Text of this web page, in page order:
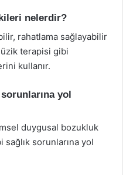
nelerdir?
rahatlama sağlayabilir
terapisi gibi
kullanır.
yol
duygusal bozukluk
sorunlarına yol